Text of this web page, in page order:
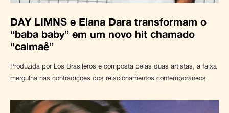
DAY LIMNS e Elana Dara transformam o
“baba baby” em um novo hit chamado
“calmaê”
Produzida por Los Brasileros e composta pelas duas artistas, a faixa
mergulha nas contradições dos relacionamentos contemporâneos